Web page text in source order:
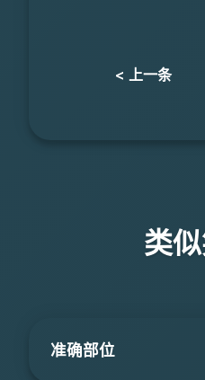
< 上一条
类
准确部位